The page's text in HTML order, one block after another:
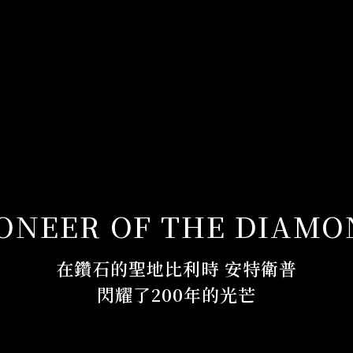
OF THE
在鑽石的聖地比利時 安特衛普
閃耀了200年的光芒